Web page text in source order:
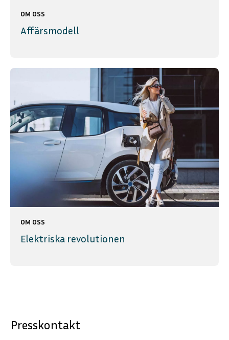
OM OSS
Affärsmodell
OM OSS
Elektriska revolutionen
Presskontakt